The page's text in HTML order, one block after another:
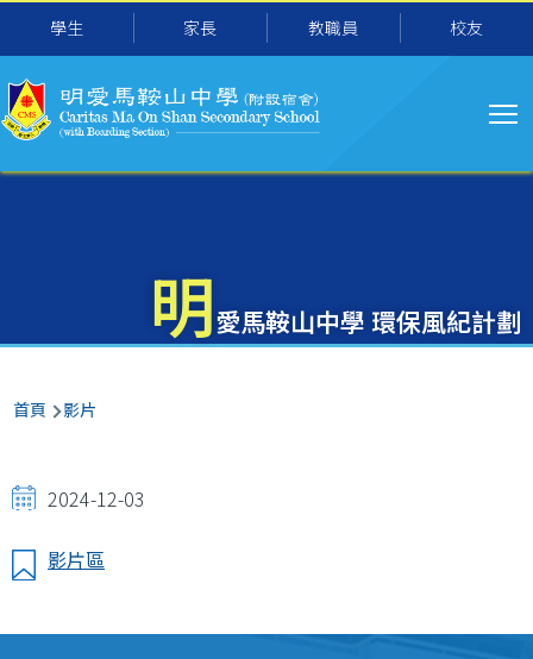
移至主內容
學生 家長 教職員 校友
导
航
明愛馬鞍山中學 環保風紀計劃
導
航
結
首頁 影片
2024-12-03
影片區